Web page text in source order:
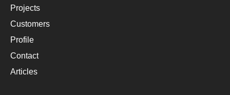
Projects
Customers
Profile
Contact
Articles